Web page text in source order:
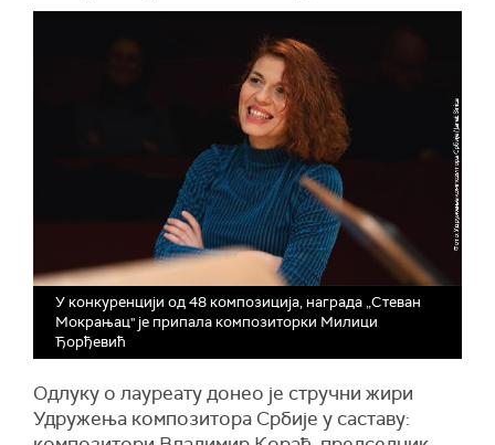
У конкуренцији од 48 композиција, награда „Стеван
Мокрањац" је припала композиторки Милици
Ђорђевић
Одлуку о лауреату донео је стручни жири
Удружења композитора Србије у саставу: